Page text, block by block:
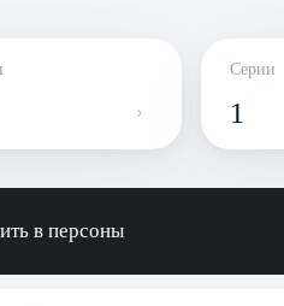
Серии
1
в персоны